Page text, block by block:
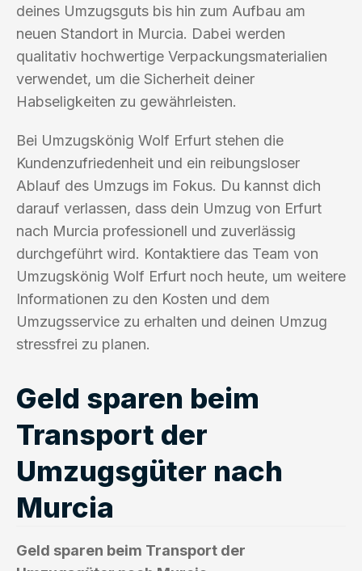
deines Umzugsguts bis hin zum Aufbau am
neuen Standort in Murcia. Dabei werden
qualitativ hochwertige Verpackungsmaterialien
verwendet, um die Sicherheit deiner
Habseligkeiten zu gewährleisten.
Bei Umzugskönig Wolf Erfurt stehen die
Kundenzufriedenheit und ein reibungsloser
Ablauf des Umzugs im Fokus. Du kannst dich
darauf verlassen, dass dein Umzug von Erfurt
nach Murcia professionell und zuverlässig
durchgeführt wird. Kontaktiere das Team von
Umzugskönig Wolf Erfurt noch heute, um weitere
Informationen zu den Kosten und dem
Umzugsservice zu erhalten und deinen Umzug
stressfrei zu planen.
Geld sparen beim
Transport der
Umzugsgüter nach
Murcia
Geld sparen beim Transport der